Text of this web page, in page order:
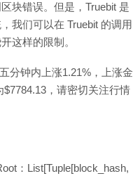
块错误。但是，Truebit 是
我们可以在 Truebit 的调用
这样的限制。
分钟内上涨1.21%，上涨金
，请密切关注行情
：List[Tuple[block_hash,